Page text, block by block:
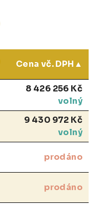
Cena vč. DPH
8 426 256 Kč
volný
9 430 972 Kč
volný
prodáno
prodáno